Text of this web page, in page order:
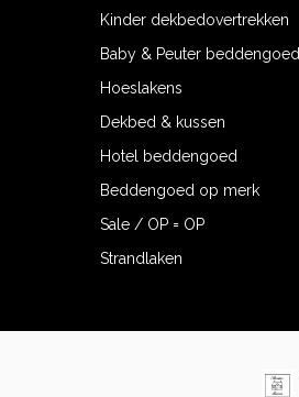
Kinder dekbedovertrekken
Baby & Peuter beddengoed
Hoeslakens
Dekbed & kussen
Hotel beddengoed
Beddengoed op merk
Sale / OP = OP
Strandlaken